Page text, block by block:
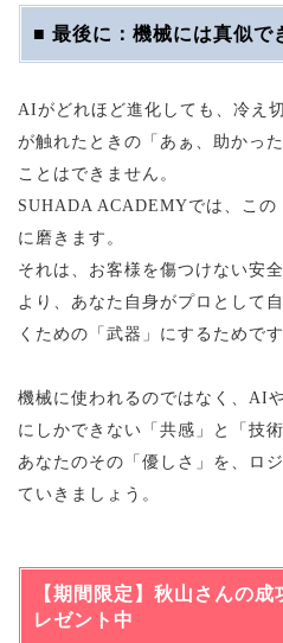
■ 最後に：機械には真似で
AIがどれほど進化しても、冷え
が触れたときの「あぁ、助かっ
ことはできません。
SUHADA ACADEMYでは、この
に磨きます。
それは、お客様を傷つけない安
より、あなた自身がプロとして
くための「武器」にするためです
機械に使われるのではなく、AI
にしかできない「共感」と「技
あなたのその「優しさ」を、ロ
ていきましょう。
【期間限定】秋山さんの
レゼント中